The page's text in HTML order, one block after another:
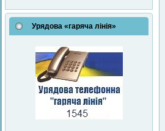
Урядова «гаряча лінія»